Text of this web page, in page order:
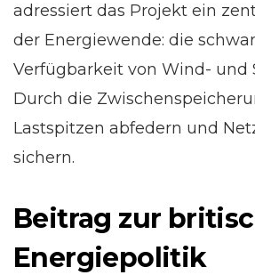
adressiert das Projekt ein
der Energiewende: die
Verfügbarkeit von Wind- und
Durch die
Lastspitzen abfedern und
sichern.
Beitrag zur
Energiepolitik